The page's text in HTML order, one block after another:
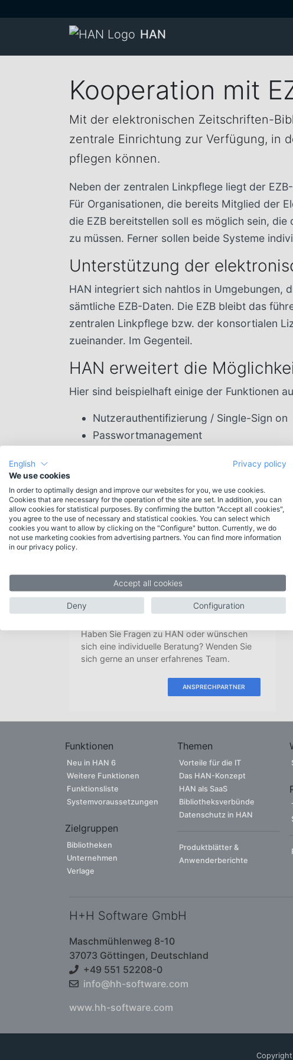
HAN
Kooperation mit
Mit der elektronischen Zeitschriften-
zentrale Einrichtung zur Verfügung, in
pflegen können.
Neben der zentralen Linkpflege liegt der
Für Organisationen, die bereits Mitglied der
die EZB bereitstellen soll es möglich sein,
zu müssen. Ferner sollen beide Systeme
Unterstützung der
HAN integriert sich nahtlos in Umgebungen,
sämtliche EZB-Daten. Die EZB bleibt das
zentralen Linkpflege bzw. der konsortialen
zueinander. Im Gegenteil.
HAN erweitert die
Hier sind beispielhaft einige der Funktionen
Nutzerauthentifizierung / Single-Sign on
Passwortmanagement
Zugriff für berechtigte Nutzer auch von
Campus
Lizenzmanagement
Bei der Nutzung von HAN und EZB ist kein
HAN vollautomatisch geregelt wird. HAN
Kontakt
Haben Sie Fragen zu HAN oder wünschen
sich eine individuelle Beratung? Wenden Sie
sich gerne an unser erfahrenes Team.
ANSPRECHPARTNER
Funktionen
Neu in HAN 6
Weitere Funktionen
Funktionsliste
Systemvoraussetzungen
Zielgruppen
Bibliotheken
Unternehmen
Verlage
Themen
Vorteile für die IT
Das HAN-Konzept
HAN als SaaS
Bibliotheksverbünde
Datenschutz in HAN
Produktblätter &
Anwenderberichte
H+H Software GmbH
Maschmühlenweg 8-10
37073 Göttingen, Deutschland
+49 551 52208-0
info@hh-software.com
www.hh-software.com
English
Privacy policy
We use cookies
In order to optimally design and improve our websites for you, we use cookies.
Cookies that are necessary for the operation of the site are set. In addition, you can
allow cookies for statistical purposes. By confirming the button "Accept all cookies",
you agree to the use of necessary and statistical cookies. You can select which
cookies you want to allow by clicking on the "Configure" button. Currently, we do
not use marketing cookies from advertising partners. You can find more information
in our privacy policy.
Accept all cookies
Deny Configuration